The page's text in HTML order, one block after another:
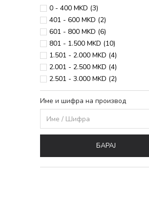
0 - 400 MKD (3)
401 - 600 MKD (2)
601 - 800 MKD (6)
801 - 1.500 MKD (10)
1.501 - 2.000 MKD (4)
2.001 - 2.500 MKD (4)
2.501 - 3.000 MKD (2)
Име и шифра на производ
БАРАЈ